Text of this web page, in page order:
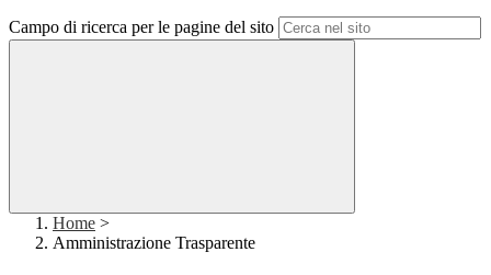
Campo di ricerca per le pagine del sito
Home >
Amministrazione Trasparente